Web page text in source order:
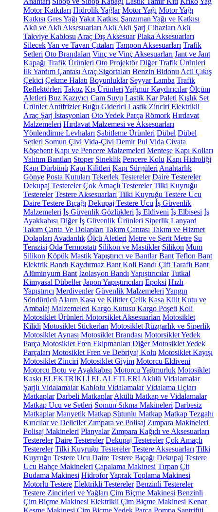
Motor Katkıları Hidrolik Yağlar Motor Yağı Motor Yağı
Katkısı Gres Yağı Yakıt Katkısı Şanzıman Yağı ve Katkısı
Akü ve Akü Aksesuarları Akü Akü Şarj Cihazları Akü
Takviye Kablosu Araç Dış Aksesuar Plaka Aksesuarları
SilecekYan ve Tavan Çıtaları Tampon Aksesuarları Trafik
Setleri Oto Brandaları Vinç ve Vinç Aksesuarları Jant ve Jant
Kapağı Trafik Ürünleri Oto Projektör Diğer Trafik Ürünleri
İlk Yardım Çantası Araç Sigortaları Benzin Bidonu Acil Çıkış
Çekici Çekme Halatı Boyunluklar Seyyar Lamba Trafik
Reflektörleri Takoz Kış Ürünleri Yağmur Kaydırıcılar Ölçüm
Aletleri Buz Kazıyıcı Cam Suyu Lastik Kar Paleti Kışlık Set
Ürünler Antifrizler Buğu Giderici Lastik Zinciri Elektrikli
Araç Şarj İstasyonları Oto Yedek Parça Römork Hırdavat
Malzemeleri Hırdavat Malzemesi ve Aksesuarları
Yönlendirme Levhaları Sabitleme Ürünleri Dübel Dübel
Setleri Somun Çivi Vida-Çivi Demir Pul Vida Civata
Köşebent Kapı ve Pencere Malzemeleri Menteşe Kapı Kolları
Yalıtım Bantları Stoper Sineklik Pencere Kolu Kapı Hidroliği
Kapı Dürbünü Kapı Kilitleri Kapı Sürgüleri Anahtarlık
Gönye Posta Kutuları Tekerlek Testereler Daire Testereler
Dekupaj Testereler Çok Amaçlı Testereler Tilki Kuyruğu
Testereler Testere Aksesuarları Tilki Kuyruğu Testere Ucu
Daire Testere Bıçağı Dekupaj Testere Ucu İş Güvenlik
Malzemeleri İş Güvenlik Gözlükleri İş Eldiveni İş Elbisesi İş
Ayakkabısı Diğer İş Güvenlik Ürünleri Siperlik Lanyard
Takım Çanta Ve Dolapları Takım Çantası Takım ve Hizmet
Dolapları Avadanlık Ölçü Aletleri Metre ve Şerit Metre Su
Terazisi Oda Termostatı Silikon ve Mastikler Silikon Mum
Silikon Köpük MastikYapıştırıcı ve Bantlar Bant Teflon Bant
Elektrik Bandı Kaydırmaz Bant Koli Bandı Çift Taraflı Bant
Alüminyum Bant İzolasyon Bandı Yapıştırıcılar Tutkal
Kimyasal Dübeller Japon Yapıştırıcıları Epoksi Hızlı
Yapıştırıcı Merdivenler Güvenlik Malzemeleri Yangın
Söndürücü Alarm Kasa ve Kilitler Çelik Kasa Kilit Kutu ve
Ambalaj Malzemeleri Kargo Kutusu Kargo Poşeti Koli
Motosiklet Ürünleri Motorsiklet Aksesuarları Motosiklet
Kilidi Motosiklet Stickerları Motosiklet Rüzgarlık ve Siperlik
Motosiklet Aynası Motosiklet Brandası Motorsiklet Yedek
Parça Motosiklet Fren Ekipmanları Diğer Motosiklet Yedek
Parçaları Motosiklet Fren ve Debriyaj Kolu Motosiklet Kayışı
Motosiklet Zinciri Motosiklet Giyim Motorcu Eldiveni
Motorcu Botu ve Ayakkabısı Motorcu Yağmurluk Motosiklet
Kaskı ELEKTRİKLİ EL ALETLERİ Akülü Vidalamalar
Şarjlı Vidalamalar Kablolu Vidalamalar Vidalama Uçları
Matkaplar Darbeli Matkaplar Akülü Matkap ve Vidalamalar
Matkap Ucu ve Setleri Somun Sıkma Makineleri Darbesiz
Matkaplar Manyetik Matkap Sütunlu Matkap Matkap Tezgahı
Kırıcılar ve Deliciler Zımpara ve Polisaj Zımpara Makineleri
Polisaj Makineleri Planyalar Zımpara Kağıdı ve Aksesuarları
Testereler Daire Testereler Dekupaj Testereler Çok Amaçlı
Testereler Tilki Kuyruğu Testereler Testere Aksesuarları Tilki
Kuyruğu Testere Ucu Daire Testere Bıçağı Dekupaj Testere
Ucu Bahçe Makineleri Çapalama Makinesi Tırpan Çit
Budama Makinesi HidroforYaprak Toplama Makinesi
Motorlu Testere Elektrikli Testereler Benzinli Testereler
Testere Zincirleri ve Yağları Çim Biçme Makinesi Benzinli
Çim Biçme Makinesi Elektrikli Çim Biçme Makinesi Kenar
Kesme Makinesi Çim Biçme Yedek Parça Pompa Santrifüj